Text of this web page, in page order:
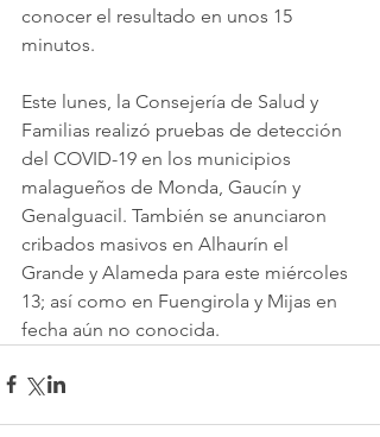
conocer el resultado en unos 15
minutos.
Este lunes, la Consejería de Salud y
Familias realizó pruebas de detección
del COVID-19 en los municipios
malagueños de Monda, Gaucín y
Genalguacil. También se anunciaron
cribados masivos en Alhaurín el
Grande y Alameda para este miércoles
13; así como en Fuengirola y Mijas en
fecha aún no conocida.